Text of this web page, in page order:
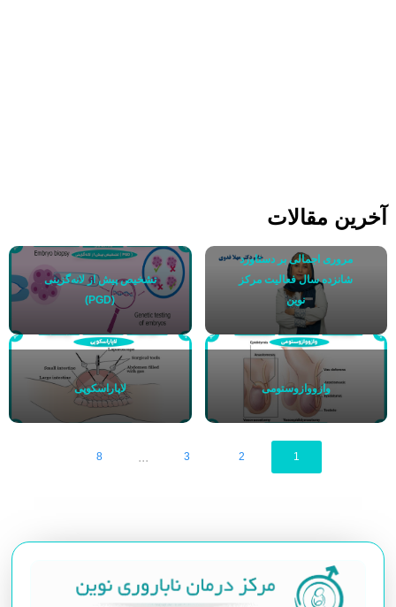
آخرین مقالات
مروری اجمالی بر دستاورد
شانزده سال فعالیت مرکز
نوین
تشخیص پیش از لانه‌گزینی
وازووازوستومی لاپاراسکوپی
1
2
3
...
8